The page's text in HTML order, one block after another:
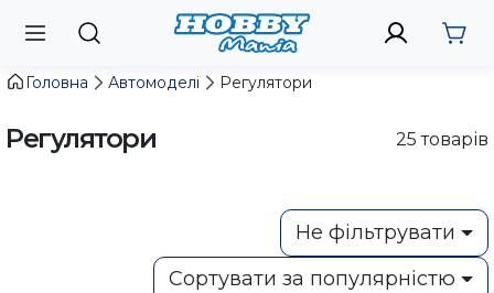
Головна Автомоделі Регулятори
Регулятори 25 товарів
Не фільтрувати
Сортувати за популярністю